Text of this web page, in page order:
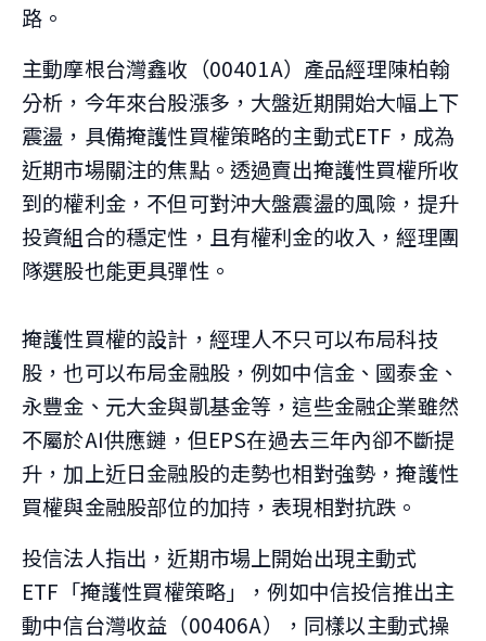
路。
主動摩根台灣鑫收（00401A）產品經理陳柏翰
分析，今年來台股漲多，大盤近期開始大幅上下
震盪，具備掩護性買權策略的主動式ETF，成為
近期市場關注的焦點。透過賣出掩護性買權所收
到的權利金，不但可對沖大盤震盪的風險，提升
投資組合的穩定性，且有權利金的收入，經理團
隊選股也能更具彈性。
掩護性買權的設計，經理人不只可以布局科技
股，也可以布局金融股，例如中信金、國泰金、
永豐金、元大金與凱基金等，這些金融企業雖然
不屬於AI供應鏈，但EPS在過去三年內卻不斷提
升，加上近日金融股的走勢也相對強勢，掩護性
買權與金融股部位的加持，表現相對抗跌。
投信法人指出，近期市場上開始出現主動式
ETF「掩護性買權策略」，例如中信投信推出主
動中信台灣收益（00406A），同樣以主動式操